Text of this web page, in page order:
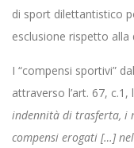
di sport dilettantistico
esclusione rispetto
I “compensi sportivi”
attraverso l’art. 67, c.1,
indennità di trasferta, i
compensi erogati […]